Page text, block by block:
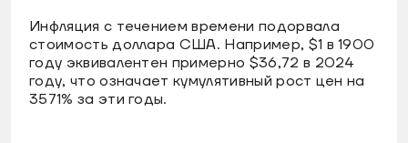
Инфляция с течением времени подорвала
стоимость доллара США. Например, $1 в 1900
году эквивалентен примерно $36,72 в 2024
году, что означает кумулятивный рост цен на
3571% за эти годы.